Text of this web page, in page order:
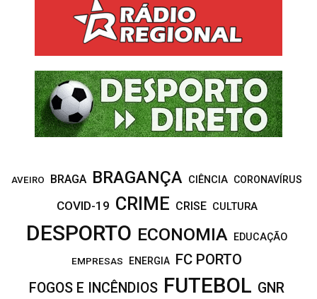
AVEIRO BRAGA BRAGANÇA CIÊNCIA CORONAVÍRUS
COVID-19 CRIME CRISE CULTURA
DESPORTO ECONOMIA EDUCAÇÃO
EMPRESAS ENERGIA FC PORTO
FOGOS E INCÊNDIOS FUTEBOL GNR